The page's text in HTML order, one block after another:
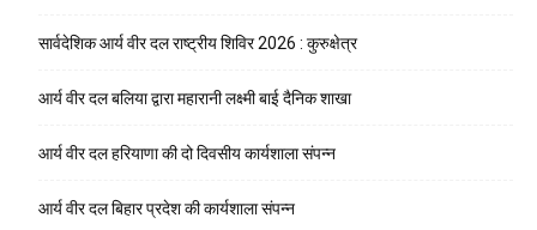
सार्वदेशिक आर्य वीर दल राष्ट्रीय शिविर 2026 : कुरुक्षेत्र
आर्य वीर दल बलिया द्वारा महारानी लक्ष्मी बाई दैनिक शाखा
आर्य वीर दल हरियाणा की दो दिवसीय कार्यशाला संपन्न
आर्य वीर दल बिहार प्रदेश की कार्यशाला संपन्न